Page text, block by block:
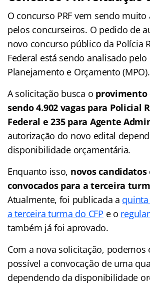
O concurso PRF vem sendo muito
pelos concurseiros. O pedido de
novo concurso público da Polícia
Federal está sendo analisado
Planejamento e Orçamento (MPO).
A solicitação busca o provimento
sendo 4.902 vagas para Policial
Federal e 235 para Agente
autorização do novo edital
disponibilidade orçamentária.
Enquanto isso, novos candidatos
convocados para a terceira
Atualmente, foi publicada a
a terceira turma do CFP e o
também já foi aprovado.
Com a nova solicitação, podemos
possível a convocação de uma
dependendo da disponibilidade